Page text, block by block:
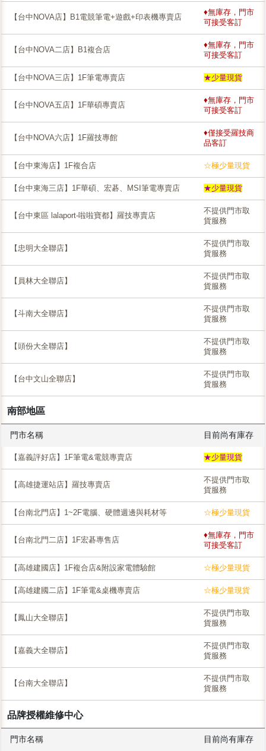
【台中NOVA店】B1電競筆電+遊戲+印表機專賣店
♦無庫存，門市
可接受客訂
【台中NOVA二店】B1複合店
♦無庫存，門市
可接受客訂
【台中NOVA三店】1F筆電專賣店 ★少量現貨
【台中NOVA五店】1F華碩專賣店
♦無庫存，門市
可接受客訂
【台中NOVA六店】1F羅技專館
♦僅接受羅技商
品客訂
【台中東海店】1F複合店 ☆極少量現貨
【台中東海三店】1F華碩、宏碁、MSI筆電專賣店 ★少量現貨
【台中東區 lalaport-啦啦寶都】羅技專賣店
不提供門市取
貨服務
【忠明大全聯店】
不提供門市取
貨服務
【員林大全聯店】
不提供門市取
貨服務
【斗南大全聯店】
不提供門市取
貨服務
【頭份大全聯店】
不提供門市取
貨服務
【台中文山全聯店】
不提供門市取
貨服務
南部地區
門市名稱 目前尚有庫存
【嘉義評好店】1F筆電&電競專賣店 ★少量現貨
【高雄捷運站店】羅技專賣店
不提供門市取
貨服務
【台南北門店】1~2F電腦、硬體週邊與耗材等 ☆極少量現貨
【台南北門二店】1F宏碁專售店
♦無庫存，門市
可接受客訂
【高雄建國店】1F複合店&附設家電體驗館 ☆極少量現貨
【高雄建國二店】1F筆電&桌機專賣店 ☆極少量現貨
【鳳山大全聯店】
不提供門市取
貨服務
【嘉義大全聯店】
不提供門市取
貨服務
【台南大全聯店】
不提供門市取
貨服務
品牌授權維修中心
門市名稱 目前尚有庫存